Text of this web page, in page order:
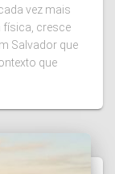
vez mais
física, cresce
Salvador que
que